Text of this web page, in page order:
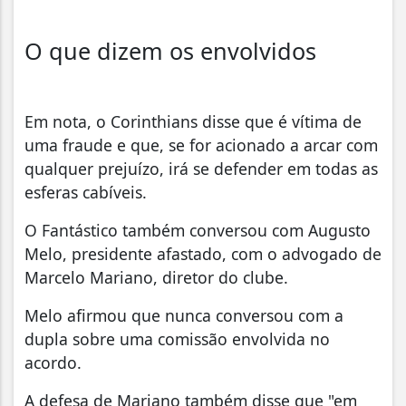
O que dizem os envolvidos
Em nota, o Corinthians disse que é vítima de
uma fraude e que, se for acionado a arcar com
qualquer prejuízo, irá se defender em todas as
esferas cabíveis.
O Fantástico também conversou com Augusto
Melo, presidente afastado, com o advogado de
Marcelo Mariano, diretor do clube.
Melo afirmou que nunca conversou com a
dupla sobre uma comissão envolvida no
acordo.
A defesa de Mariano também disse que "em